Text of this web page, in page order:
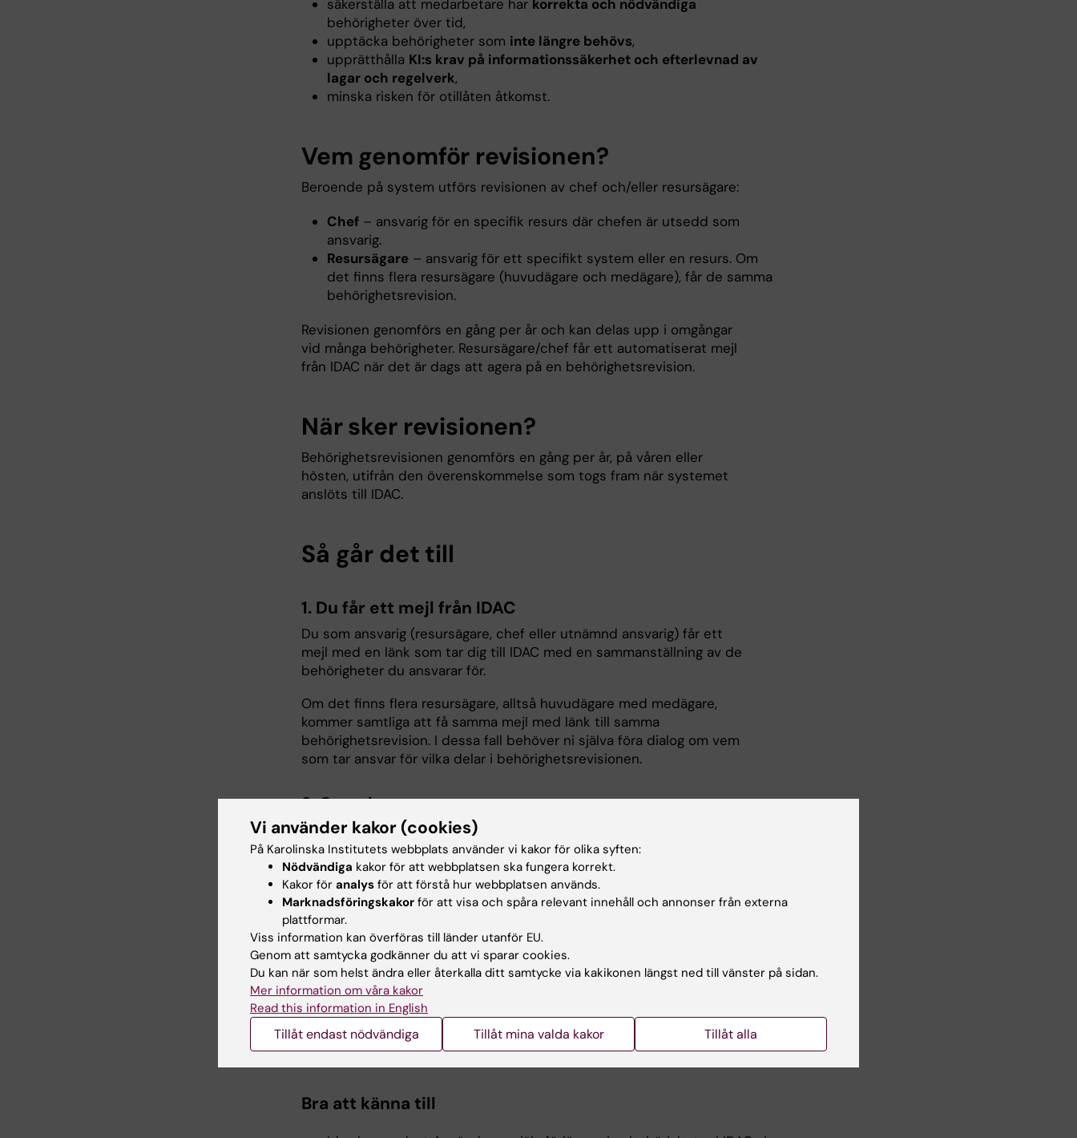
säkerställa att medarbetare har korrekta och nödvändiga
behörigheter över tid,
upptäcka behörigheter som inte längre behövs,
upprätthålla KI:s krav på informationssäkerhet och efterlevnad av
lagar och regelverk,
minska risken för otillåten åtkomst.
Vem genomför revisionen?
Beroende på system utförs revisionen av chef och/eller resursägare:
Chef – ansvarig för en specifik resurs där chefen är utsedd som
ansvarig.
Resursägare – ansvarig för ett specifikt system eller en resurs. Om
det finns flera resursägare (huvudägare och medägare), får de samma
behörighetsrevision.
Revisionen genomförs en gång per år och kan delas upp i omgångar
vid många behörigheter. Resursägare/chef får ett automatiserat mejl
från IDAC när det är dags att agera på en behörighetsrevision.
När sker revisionen?
Behörighetsrevisionen genomförs en gång per år, på våren eller
hösten, utifrån den överenskommelse som togs fram när systemet
anslöts till IDAC.
Så går det till
1. Du får ett mejl från IDAC
Du som ansvarig (resursägare, chef eller utnämnd ansvarig) får ett
mejl med en länk som tar dig till IDAC med en sammanställning av de
behörigheter du ansvarar för.
Om det finns flera resursägare, alltså huvudägare med medägare,
kommer samtliga att få samma mejl med länk till samma
behörighetsrevision. I dessa fall behöver ni själva föra dialog om vem
som tar ansvar för vilka delar i behörighetsrevisionen.
2. Granska
Kontrollera att varje behörighet är aktuell, motiverad och korrekt.
Om du har många behörigheter att hantera, kan du redigera flera
poster eller rader samtidigt.
Du kan även spara dina genomförda granskningar för att kunna ta
beslut vid ett senare tillfälle.
3. Besluta
Godkänn eller avvisa tilldelade behörigheter direkt i IDAC. Vid avslag
bör du ange en kort motivering i fältetKommentarer(Action
comment) eftersom den visas för mottagaren i mejlet som följer
Bra att känna till
Vi använder kakor (cookies)
På Karolinska Institutets webbplats använder vi kakor för olika syften:
Nödvändiga kakor för att webbplatsen ska fungera korrekt.
Kakor för analys för att förstå hur webbplatsen används.
Marknadsföringskakor för att visa och spåra relevant innehåll och annonser från externa
plattformar.
Viss information kan överföras till länder utanför EU.
Genom att samtycka godkänner du att vi sparar cookies.
Du kan när som helst ändra eller återkalla ditt samtycke via kakikonen längst ned till vänster på sidan.
Mer information om våra kakor
Read this information in English
Tillåt endast nödvändiga Tillåt mina valda kakor Tillåt alla